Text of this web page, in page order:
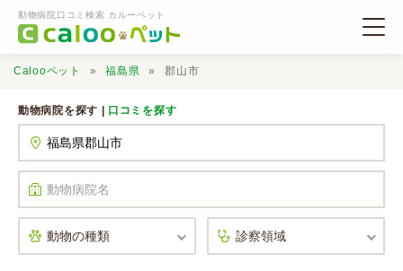
動物病院口コミ検索 カルーペット
口コミ検索
Calooペット 福島県 郡山市
動物病院を探す | 口コミを探す